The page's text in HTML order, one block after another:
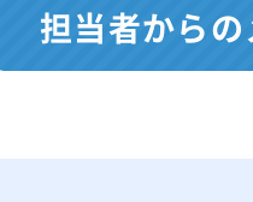
担当者から